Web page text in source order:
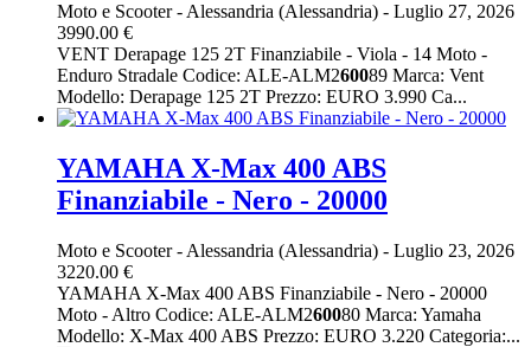
Moto e Scooter- Alessandria (Alessandria) - Luglio 27, 2026
3990.00 €
VENT Derapage 125 2T Finanziabile - Viola - 14 Moto -
Enduro Stradale Codice: ALE-ALM260089 Marca: Vent
Modello: Derapage 125 2T Prezzo: EURO 3.990 Ca...
YAMAHA X-Max 400 ABS
Finanziabile - Nero - 20000
Moto e Scooter- Alessandria (Alessandria) - Luglio 23, 2026
3220.00 €
YAMAHA X-Max 400 ABS Finanziabile - Nero - 20000
Moto - Altro Codice: ALE-ALM260080 Marca: Yamaha
Modello: X-Max 400 ABS Prezzo: EURO 3.220 Categoria:...